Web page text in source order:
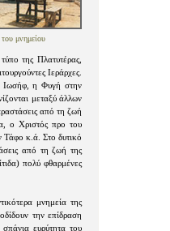
μνημείου
της Πλατυτέρας,
Ιεράρχες.
Ιωσήφ, η Φυγή στην
μεταξύ άλλων
από τη ζωή
ο Χριστός προ του
κ.ά. Στο δυτικό
από τη ζωή της
πολύ φθαρμένες
μνημεία της
την επίδραση
ευρύτητα του